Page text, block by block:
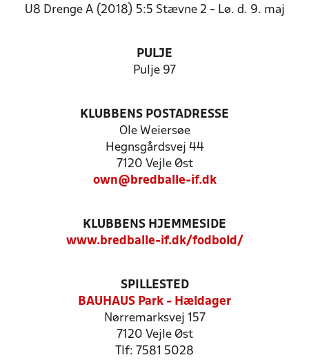
U8 Drenge A (2018) 5:5 Stævne 2 - Lø. d. 9. maj
PULJE
Pulje 97
KLUBBENS POSTADRESSE
Ole Weiersøe
Hegnsgårdsvej 44
7120 Vejle Øst
own@bredballe-if.dk
KLUBBENS HJEMMESIDE
www.bredballe-if.dk/fodbold/
SPILLESTED
BAUHAUS Park - Hældager
Nørremarksvej 157
7120 Vejle Øst
Tlf: 7581 5028